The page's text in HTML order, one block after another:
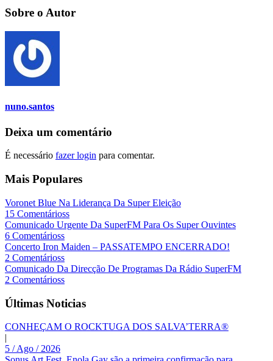
Sobre o Autor
nuno.santos
Deixa um comentário
É necessário fazer login para comentar.
Mais Populares
Voronet Blue Na Liderança Da Super Eleição
15 Comentárioss
Comunicado Urgente Da SuperFM Para Os Super Ouvintes
6 Comentárioss
Concerto Iron Maiden – PASSATEMPO ENCERRADO!
2 Comentárioss
Comunicado Da Direcção De Programas Da Rádio SuperFM
2 Comentárioss
Últimas Noticias
CONHEÇAM O ROCKTUGA DOS SALVA’TERRA®
|
5 / Ago / 2026